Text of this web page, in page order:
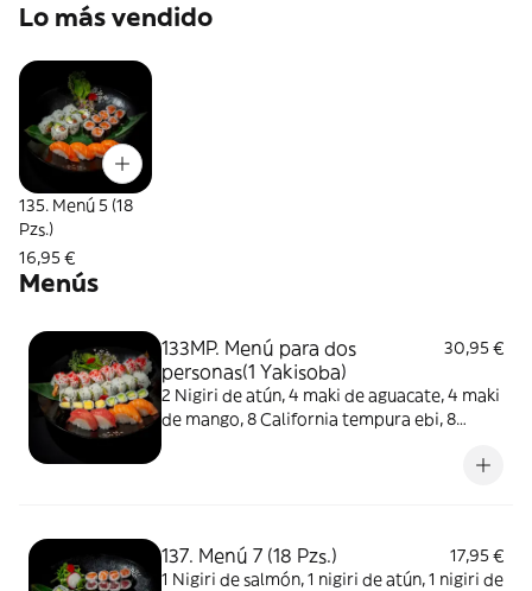
Lo más vendido
135. Menú 5 (18
Pzs.)
16,95 €
Menús
133MP. Menú para dos
personas(1 Yakisoba)
30,95 €
2 Nigiri de atún, 4 maki de aguacate, 4 maki
de mango, 8 California tempura ebi, 8
137. Menú 7 (18 Pzs.)
17,95 €
1 Nigiri de salmón, 1 nigiri de atún, 1 nigiri de